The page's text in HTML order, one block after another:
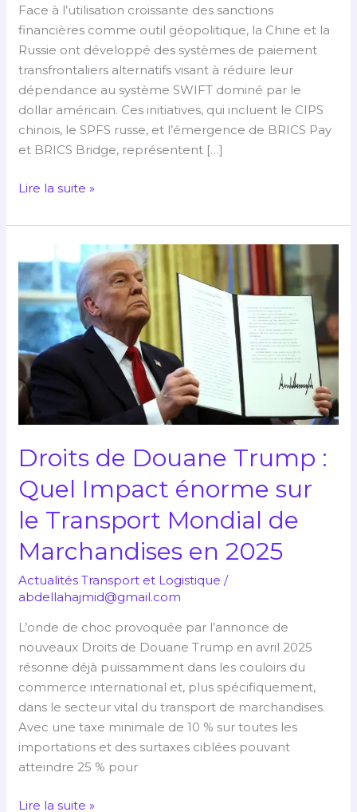
Face à l’utilisation croissante des sanctions
financières comme outil géopolitique, la Chine et la
Russie ont développé des systèmes de paiement
transfrontaliers alternatifs visant à réduire leur
dépendance au système SWIFT dominé par le
dollar américain. Ces initiatives, qui incluent le CIPS
chinois, le SPFS russe, et l’émergence de BRICS Pay
et BRICS Bridge, représentent […]
Lire la suite »
Droits de Douane Trump :
Quel Impact énorme sur
le Transport Mondial de
Marchandises en 2025
Actualités Transport et Logistique /
abdellahajmid@gmail.com
L’onde de choc provoquée par l’annonce de
nouveaux Droits de Douane Trump en avril 2025
résonne déjà puissamment dans les couloirs du
commerce international et, plus spécifiquement,
dans le secteur vital du transport de marchandises.
Avec une taxe minimale de 10 % sur toutes les
importations et des surtaxes ciblées pouvant
atteindre 25 % pour
de
Douane
Trump
:
Quel
Impact
énorme
sur
Transport
de
Marchandises
en
2025
Lire la suite »